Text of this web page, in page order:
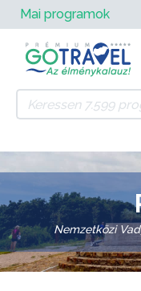
Mai programok
Nemzetközi